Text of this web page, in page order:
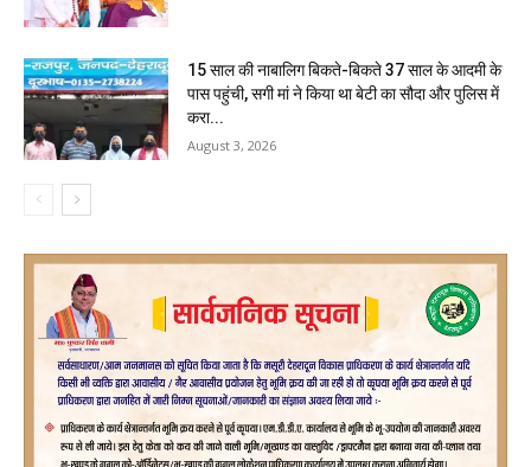
15 साल की नाबालिग बिकते-बिकते 37 साल के आदमी के
पास पहुंची, सगी मां ने किया था बेटी का सौदा और पुलिस में
करा...
August 3, 2026